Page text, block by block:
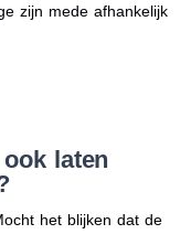
zijn mede afhankelijk
laten
het blijken dat de